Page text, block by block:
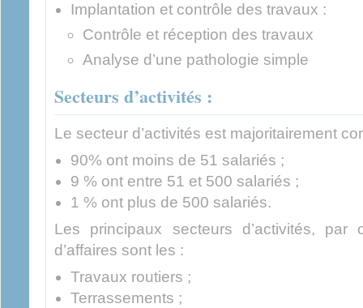
Implantation et contrôle des travaux :
Contrôle et réception des travaux
Analyse d’une pathologie simple
Secteurs d’activités :
Le secteur d’activités est majoritairement
90% ont moins de 51 salariés ;
9 % ont entre 51 et 500 salariés ;
1 % ont plus de 500 salariés.
Les principaux secteurs d’activités, par
d’affaires sont les :
Travaux routiers ;
Terrassements ;